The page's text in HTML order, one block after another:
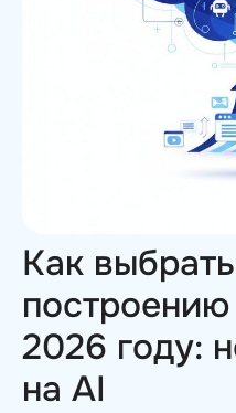
Как
2026 году:
на AI